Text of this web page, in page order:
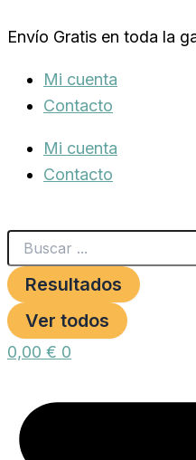
al
Envío Gratis en toda la
Mi cuenta
Contacto
Mi cuenta
Contacto
Resultados
Ver todos
0,00 € 0
UV400